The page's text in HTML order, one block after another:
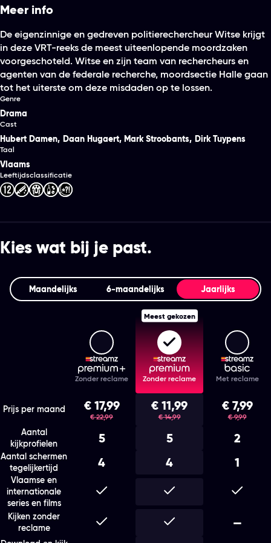
Meer info
De eigenzinnige en gedreven politierechercheur Witse krijgt
in deze VRT-reeks de meest uiteenlopende moordzaken
voorgeschoteld. Witse en zijn team van rechercheurs en
agenten van de federale recherche, moordsectie Halle gaan
tot het uiterste om deze misdaden op te lossen.
Genre
Drama
Cast
Hubert Damen, Daan Hugaert, Mark Stroobants, Dirk Tuypens
Taal
Vlaams
Leeftijdsclassificatie
Kies wat bij je past.
Maandelijks 6‑maandelijks Jaarlijks
Kies het abonnement en de looptijd die bij je past
Streamz Premium+
Zonder reclame
Meest gekozen
Streamz Premium
Zonder reclame Met reclame
Prijs per maand € 17,99
was
€ 22,99
€ 11,99
was
€ 14,99
€ 7,99
was
€ 9,99
Aantal
kijkprofielen
5 5 2
Aantal schermen
tegelijkertijd
4 4 1
Vlaamse en
internationale
series en films
Inbegrepen Inbegrepen
Kijken zonder
reclame
Inbegrepen Inbegrepen Niet
—